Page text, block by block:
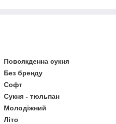
Повсякденна сукня
Без бренду
Софт
Сукня - тюльпан
Молодіжний
Літо